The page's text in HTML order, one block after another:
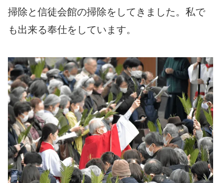
掃除と信徒会館の掃除をしてきました。私で
も出来る奉仕をしています。